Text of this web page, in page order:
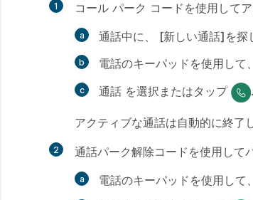
1
コール パーク コードを使用して
通話中に、 [新しい通話] を探
電話のキーパッドを使用して
通話 を選択またはタップ .
アクティブな通話は自動的に終了
2
通話パーク解除コードを使用して
電話のキーパッドを使用して